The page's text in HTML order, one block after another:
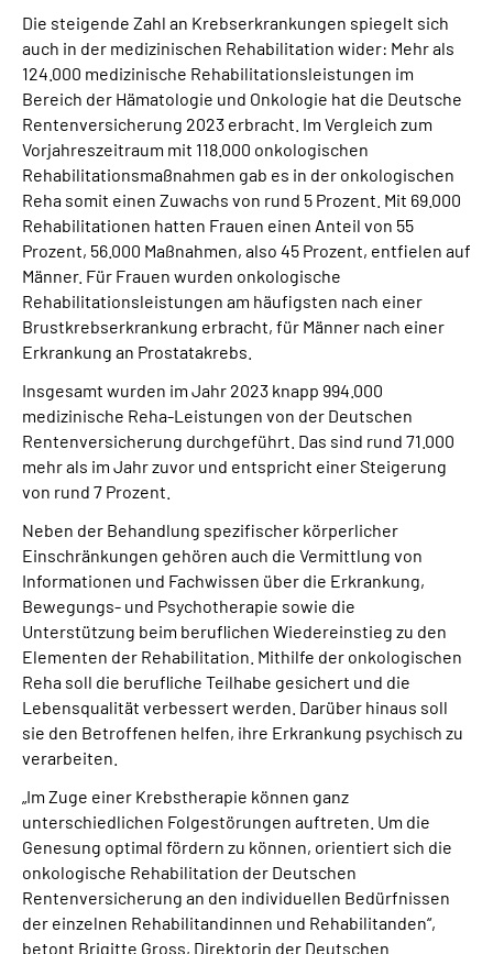
Die steigende Zahl an Krebserkrankungen spiegelt sich
auch in der medizinischen Rehabilitation wider: Mehr als
124.000 medizinische Rehabilitationsleistungen im
Bereich der Hämatologie und Onkologie hat die Deutsche
Rentenversicherung 2023 erbracht. Im Vergleich zum
Vorjahreszeitraum mit 118.000 onkologischen
Rehabilitationsmaßnahmen gab es in der onkologischen
Reha somit einen Zuwachs von rund 5 Prozent. Mit 69.000
Rehabilitationen hatten Frauen einen Anteil von 55
Prozent, 56.000 Maßnahmen, also 45 Prozent, entfielen auf
Männer. Für Frauen wurden onkologische
Rehabilitationsleistungen am häufigsten nach einer
Brustkrebserkrankung erbracht, für Männer nach einer
Erkrankung an Prostatakrebs.
Insgesamt wurden im Jahr 2023 knapp 994.000
medizinische Reha-Leistungen von der Deutschen
Rentenversicherung durchgeführt. Das sind rund 71.000
mehr als im Jahr zuvor und entspricht einer Steigerung
von rund 7 Prozent.
Neben der Behandlung spezifischer körperlicher
Einschränkungen gehören auch die Vermittlung von
Informationen und Fachwissen über die Erkrankung,
Bewegungs- und Psychotherapie sowie die
Unterstützung beim beruflichen Wiedereinstieg zu den
Elementen der Rehabilitation. Mithilfe der onkologischen
Reha soll die berufliche Teilhabe gesichert und die
Lebensqualität verbessert werden. Darüber hinaus soll
sie den Betroffenen helfen, ihre Erkrankung psychisch zu
verarbeiten.
„Im Zuge einer Krebstherapie können ganz
unterschiedlichen Folgestörungen auftreten. Um die
Genesung optimal fördern zu können, orientiert sich die
onkologische Rehabilitation der Deutschen
Rentenversicherung an den individuellen Bedürfnissen
der einzelnen Rehabilitandinnen und Rehabilitanden“,
betont Brigitte Gross, Direktorin der Deutschen